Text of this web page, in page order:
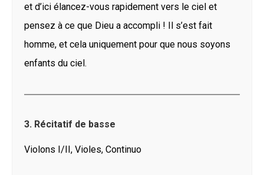
et d’ici élancez-vous rapidement vers le ciel et
pensez à ce que Dieu a accompli ! Il s’est fait
homme, et cela uniquement pour que nous soyons
enfants du ciel.
3. Récitatif de basse
Violons I/II, Violes, Continuo